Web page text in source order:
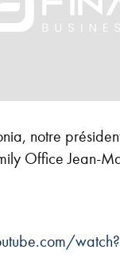
notre
Office Jean-